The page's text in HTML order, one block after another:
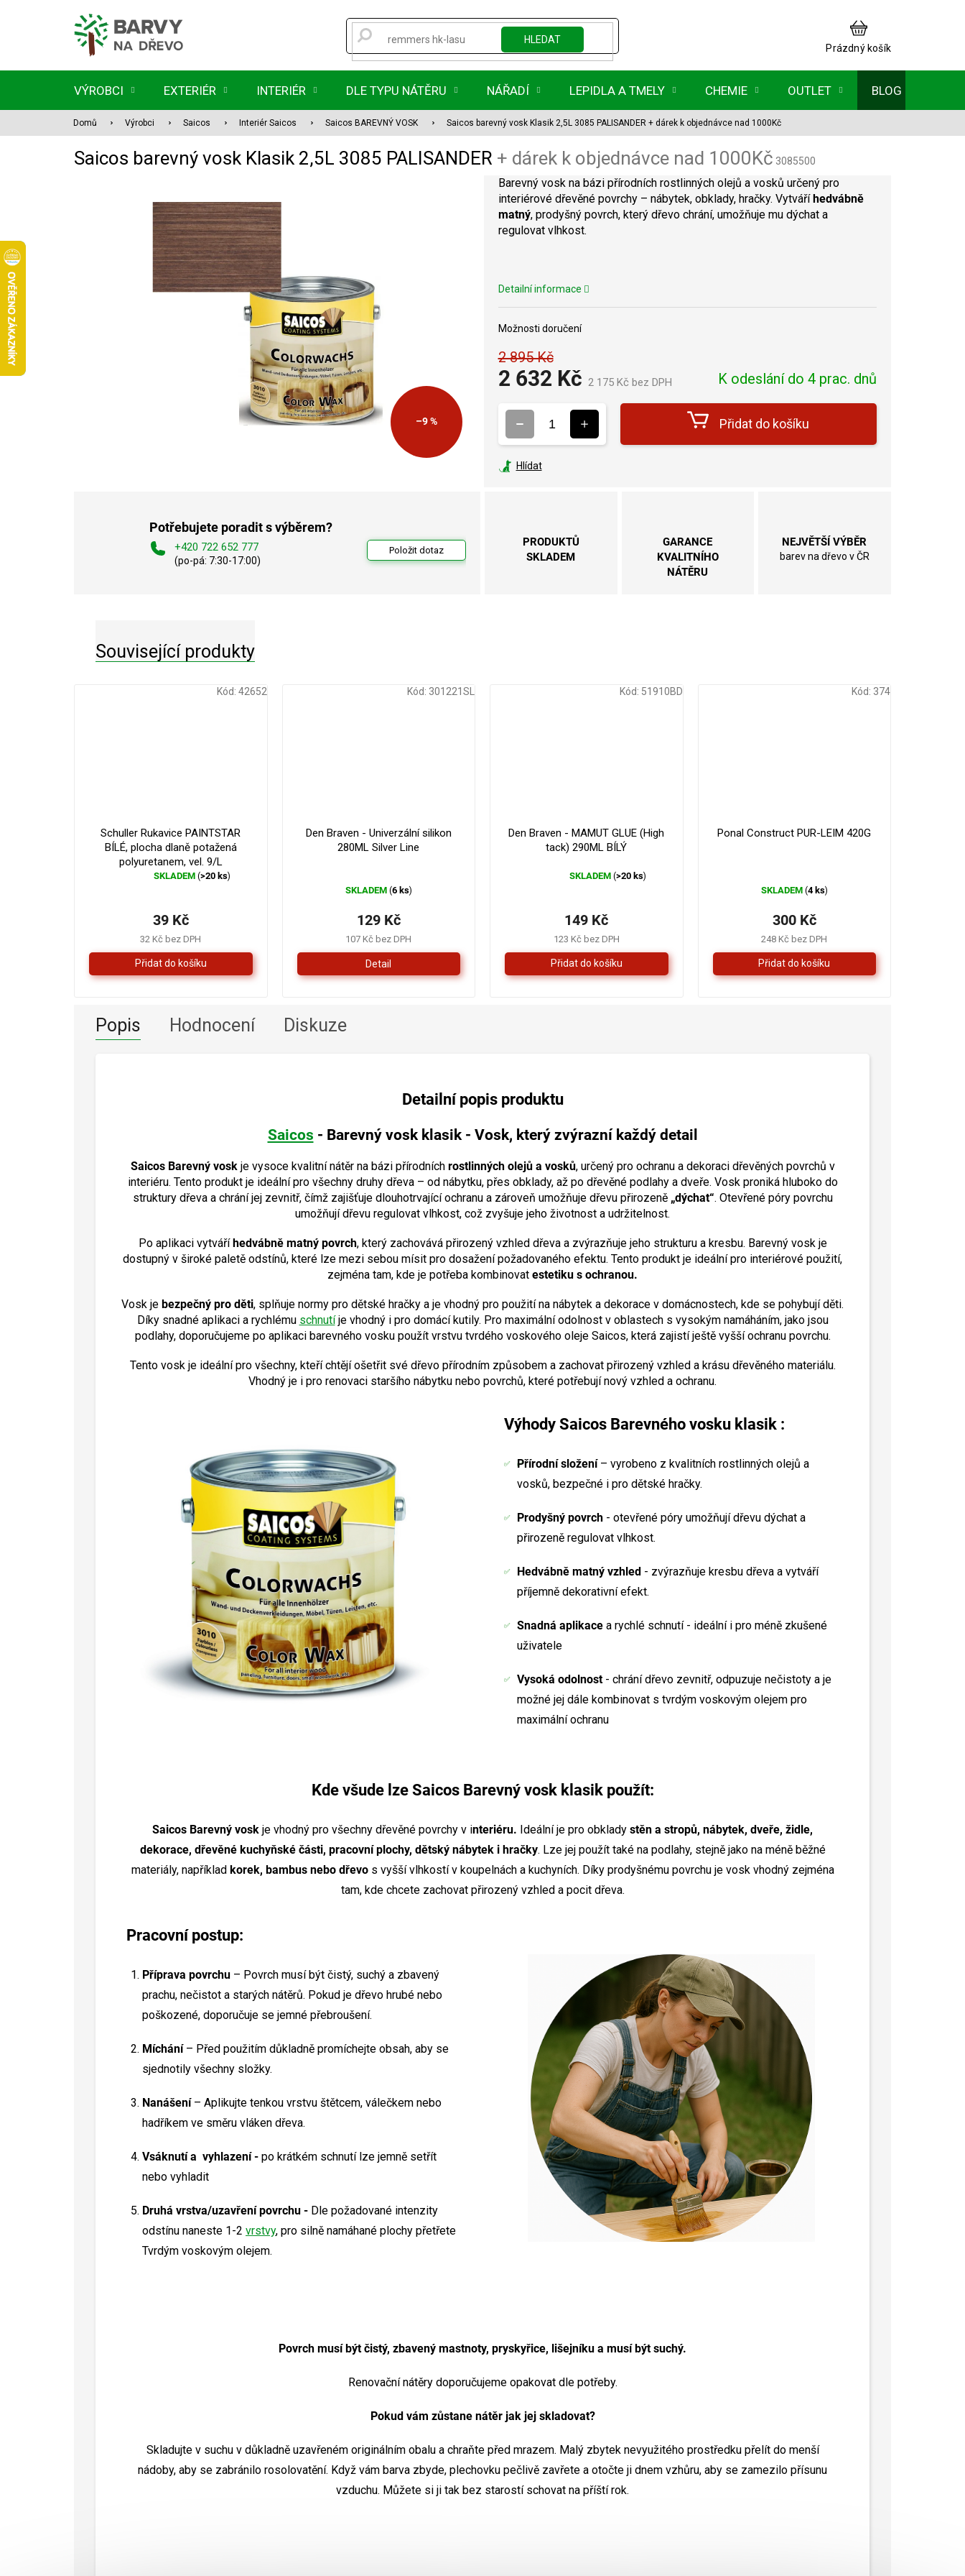
HLEDAT
NÁKUPNÍ
KOŠÍK
Prázdný košík
VÝROBCI EXTERIÉR INTERIÉR DLE TYPU NÁTĚRU NÁŘADÍ LEPIDLA A TMELY CHEMIE OUTLET BLOG
Domů Výrobci Saicos Interiér Saicos Saicos BAREVNÝ VOSK Saicos barevný vosk Klasik 2,5L 3085 PALISANDER + dárek k objednávce nad 1000Kč
Saicos barevný vosk Klasik 2,5L 3085 PALISANDER + dárek k objednávce nad 1000Kč 3085500
–9 %
2 895 Kč
2 632 Kč 2 175 Kč bez DPH
cena:
K odeslání do 4 prac. dnů
Možnosti doručení
Přidat do košíku
Barevný vosk na bázi přírodních rostlinných olejů a vosků určený pro
interiérové dřevěné povrchy – nábytek, obklady, hračky. Vytváří hedvábně
matný, prodyšný povrch, který dřevo chrání, umožňuje mu dýchat a
regulovat vlhkost.
Detailní informace
Hlídat
Potřebujete poradit s výběrem?
+420 722 652 777
(po-pá: 7:30-17:00)
Položit dotaz
PRODUKTŮ
SKLADEM
GARANCE
KVALITNÍHO
NÁTĚRU
NEJVĚTŠÍ VÝBĚR
barev na dřevo v ČR
Související produkty
Schuller Rukavice PAINTSTAR
BÍLÉ, plocha dlaně potažená
polyuretanem, vel. 9/L
Průměrné
z
hvězdiček.
SKLADEM(>20 ks)
32 Kč bez DPH
39 Kč
Kód: 42652
Den Braven - Univerzální silikon
280ML Silver Line
SKLADEM (6 ks)
107 Kč bez DPH
129 Kč
Detail
Kód: 301221SL
Den Braven - MAMUT GLUE (High
tack) 290ML BÍLÝ
Průměrné
z
hvězdiček.
SKLADEM(>20 ks)
123 Kč bez DPH
149 Kč
Kód: 51910BD
Ponal Construct PUR-LEIM 420G
SKLADEM (4 ks)
248 Kč bez DPH
300 Kč
Kód: 374
Popis Hodnocení Diskuze
Detailní popis produktu
Saicos - Barevný vosk klasik - Vosk, který zvýrazní každý detail
Saicos Barevný voskje vysoce kvalitní nátěr na bázi přírodních rostlinných olejů a vosků, určený pro ochranu a dekoraci dřevěných povrchů v
interiéru. Tento produkt je ideální pro všechny druhy dřeva – od nábytku, přes obklady, až po dřevěné podlahy a dveře. Vosk proniká hluboko do
struktury dřeva a chrání jej zevnitř, čímž zajišťuje dlouhotrvající ochranu a zároveň umožňuje dřevu přirozeně „dýchat“. Otevřené póry povrchu
umožňují dřevu regulovat vlhkost, což zvyšuje jeho životnost a udržitelnost.
Po aplikaci vytváříhedvábně matný povrch, který zachovává přirozený vzhled dřeva a zvýrazňuje jeho strukturu a kresbu. Barevný vosk je
dostupný v široké paletě odstínů, které lze mezi sebou mísit pro dosažení požadovaného efektu. Tento produkt je ideální pro interiérové použití,
zejména tam, kde je potřeba kombinovat estetiku s ochranou.
Vosk je bezpečný pro děti, splňuje normy pro dětské hračky a je vhodný pro použití na nábytek a dekorace v domácnostech, kde se pohybují děti.
Díky snadné aplikaci a rychlému schnutíje vhodný i pro domácí kutily. Pro maximální odolnost v oblastech s vysokým namáháním, jako jsou
podlahy, doporučujeme po aplikaci barevného vosku použít vrstvu tvrdého voskového oleje Saicos, která zajistí ještě vyšší ochranu povrchu.
Tento vosk je ideální pro všechny, kteří chtějí ošetřit své dřevo přírodním způsobem a zachovat přirozený vzhled a krásu dřevěného materiálu.
Vhodný je i pro renovaci staršího nábytku nebo povrchů, které potřebují nový vzhled a ochranu.
Výhody Saicos Barevného vosku klasik :
Přírodní složení– vyrobeno z kvalitních rostlinných olejů a
vosků, bezpečné i pro dětské hračky.
Prodyšný povrch - otevřené póry umožňují dřevu dýchat a
přirozeně regulovat vlhkost.
Hedvábně matný vzhled - zvýrazňuje kresbu dřeva a vytváří
příjemně dekorativní efekt.
Snadná aplikace a rychlé schnutí - ideální i pro méně zkušené
uživatele
Vysoká odolnost- chrání dřevo zevnitř, odpuzuje nečistoty a je
možné jej dále kombinovat s tvrdým voskovým olejem pro
maximální ochranu
Kde všude lze Saicos Barevný vosk klasik použít:
Saicos Barevný vosk je vhodný pro všechny dřevěné povrchy v interiéru. Ideální je pro obklady stěn a stropů, nábytek, dveře, židle,
dekorace, dřevěné kuchyňské části, pracovní plochy, dětský nábytek i hračky. Lze jej použít také na podlahy, stejně jako na méně běžné
materiály, například korek, bambus nebo dřevos vyšší vlhkostí v koupelnách a kuchyních. Díky prodyšnému povrchu je vosk vhodný zejména
tam, kde chcete zachovat přirozený vzhled a pocit dřeva.
Pracovní postup:
Příprava povrchu – Povrch musí být čistý, suchý a zbavený
prachu, nečistot a starých nátěrů. Pokud je dřevo hrubé nebo
poškozené, doporučuje se jemné přebroušení.
Míchání – Před použitím důkladně promíchejte obsah, aby se
sjednotily všechny složky.
Nanášení– Aplikujte tenkou vrstvu štětcem, válečkem nebo
hadříkem ve směru vláken dřeva.
Vsáknutí a vyhlazení - po krátkém schnutí lze jemně setřít
nebo vyhladit
Druhá vrstva/uzavření povrchu - Dle požadované intenzity
odstínu naneste 1-2 vrstvy, pro silně namáhané plochy přetřete
Tvrdým voskovým olejem.
Povrch musí být čistý, zbavený mastnoty, pryskyřice, lišejníku a musí být suchý.
Renovační nátěry doporučujeme opakovat dle potřeby.
Pokud vám zůstane nátěr jak jej skladovat?
Skladujte v suchu v důkladně uzavřeném originálním obalu a chraňte před mrazem. Malý zbytek nevyužitého prostředku přelít do menší
nádoby, aby se zabránilo rosolovatění. Když vám barva zbyde, plechovku pečlivě zavřete a otočte ji dnem vzhůru, aby se zamezilo přísunu
vzduchu. Můžete si ji tak bez starostí schovat na příští rok.